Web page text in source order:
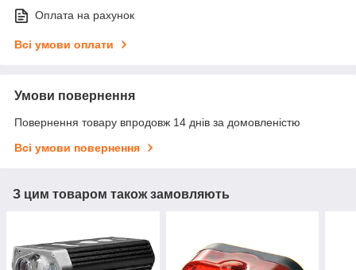
Оплата на рахунок
Всі умови оплати
Умови повернення
Повернення товару впродовж 14 днів за домовленістю
Всі умови повернення
З цим товаром також замовляють